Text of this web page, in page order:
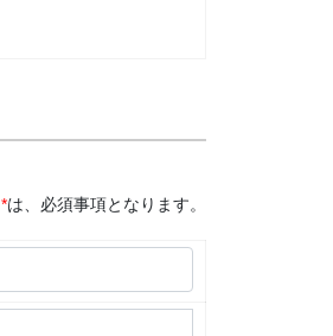
*は、必須事項となります。